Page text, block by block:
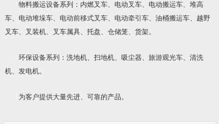
物料搬运设备系列：内燃叉车、电动叉车、电动搬运车、堆高
车、电动堆垛车、电动前移式叉车、电动牵引车、油桶搬运车、越野
叉车、叉装机、叉车属具、托盘、仓储笼、货架。
环保设备系列：洗地机、扫地机、吸尘器、旅游观光车、清洗
机、发电机。
为客户提供大量先进、可靠的产品。